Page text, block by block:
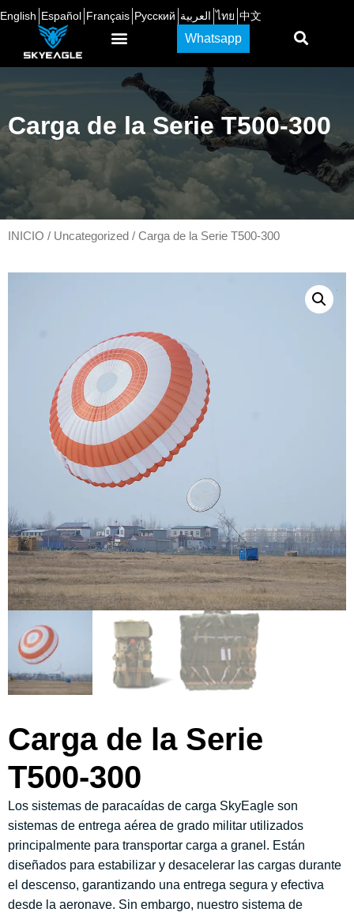
English Español Français Русский العربية ไทย 中文
Whatsapp
Carga de la Serie T500-300
INICIO / Uncategorized / Carga de la Serie T500-300
Carga de la Serie
T500-300
Los sistemas de paracaídas de carga SkyEagle son
sistemas de entrega aérea de grado militar utilizados
principalmente para transportar carga a granel. Están
diseñados para estabilizar y desacelerar las cargas durante
el descenso, garantizando una entrega segura y efectiva
desde la aeronave. Sin embargo, nuestro sistema de